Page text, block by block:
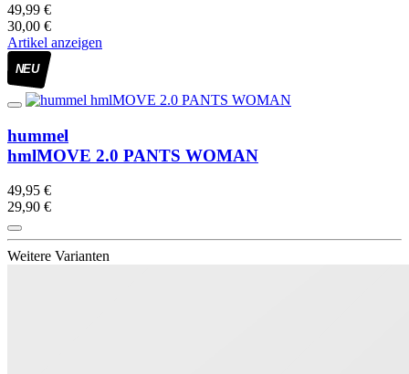
49,99 €
30,00 €
Artikel anzeigen
NEU
hummel
hmlMOVE 2.0 PANTS WOMAN
49,95 €
29,90 €
Weitere Varianten